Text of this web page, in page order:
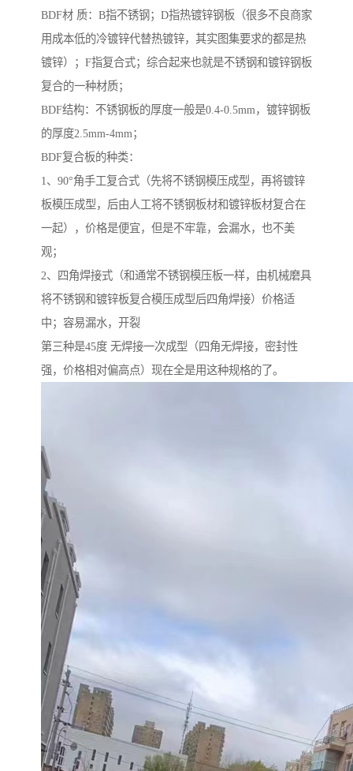
BDF材 质：B指不锈钢；D指热镀锌钢板（很多不良商家
用成本低的冷镀锌代替热镀锌，其实图集要求的都是热
镀锌）；F指复合式；综合起来也就是不锈钢和镀锌钢板
复合的一种材质；
BDF结构：不锈钢板的厚度一般是0.4-0.5mm，镀锌钢板
的厚度2.5mm-4mm；
BDF复合板的种类：
1、90°角手工复合式（先将不锈钢模压成型，再将镀锌
板模压成型，后由人工将不锈钢板材和镀锌板材复合在
一起），价格是便宜，但是不牢靠，会漏水，也不美
观；
2、四角焊接式（和通常不锈钢模压板一样，由机械磨具
将不锈钢和镀锌板复合模压成型后四角焊接）价格适
中；容易漏水，开裂
第三种是45度 无焊接一次成型（四角无焊接，密封性
强，价格相对偏高点）现在全是用这种规格的了。